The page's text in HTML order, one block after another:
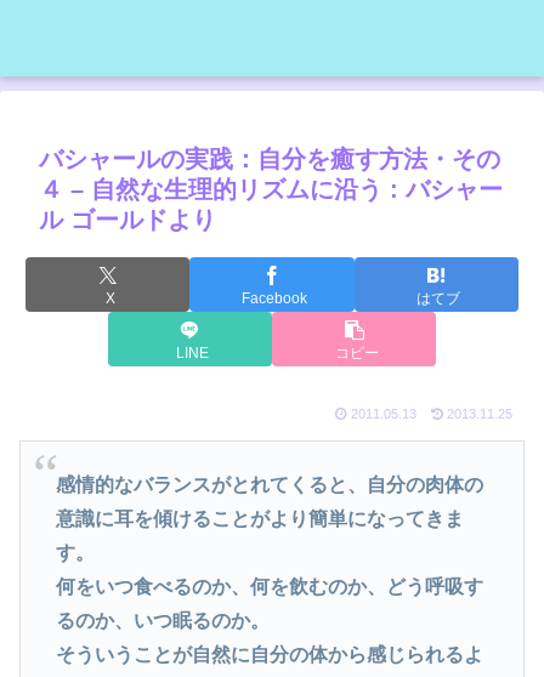
バシャールの実践：自分を癒す方法・その
４ – 自然な生理的リズムに沿う : バシャー
ル ゴールドより
X Facebook はてブ
LINE コピー
2011.05.13 2013.11.25
感情的なバランスがとれてくると、自分の肉体の
意識に耳を傾けることがより簡単になってきま
す。
何をいつ食べるのか、何を飲むのか、どう呼吸す
るのか、いつ眠るのか。
そういうことが自然に自分の体から感じられるよ